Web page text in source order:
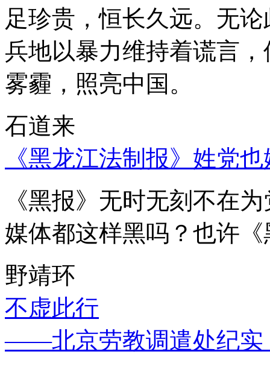
足珍贵，恒长久远。无
兵地以暴力维持着谎言
雾霾，照亮中国。
石道来
《黑龙江法制报》姓党
《黑报》无时无刻不在
媒体都这样黑吗？也许
野靖环
不虚此行
——北京劳教调遣处纪实